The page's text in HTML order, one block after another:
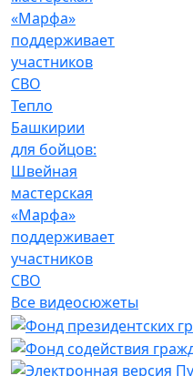
Тепло
Башкирии
для бойцов:
Швейная
мастерская
«Марфа»
поддерживает
участников
СВО
Все видеосюжеты